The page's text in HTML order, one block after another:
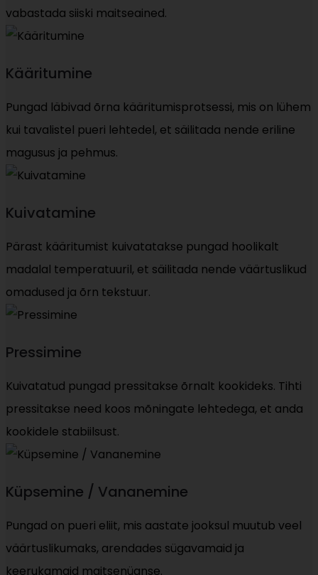
vabastada siiski maitseained.
Kääritumine
Pungad läbivad õrna kääritumisprotsessi, mis on lühem
kui tavalistel pueri lehtedel, et säilitada nende eriline
magusus ja pehmus.
Kuivatamine
Pärast kääritumist kuivatatakse pungad hoolikalt
madalal temperatuuril, et säilitada nende väärtuslikud
omadused ja õrn tekstuur.
Pressimine
Kuivatatud pungad pressitakse õrnalt kookideks. Tihti
pressitakse need koos mõningate lehtedega, et anda
kookidele stabiilsust.
Küpsemine / Vananemine
Pungad on pueri eliit, mis aastate jooksul muutub veel
väärtuslikumaks, arendades sügavamaid ja
keerukamaid maitsenüanse.